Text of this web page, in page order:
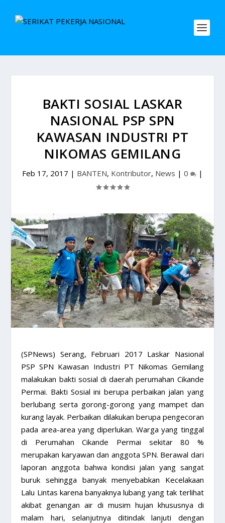
BAKTI SOSIAL LASKAR
NASIONAL PSP SPN
KAWASAN INDUSTRI PT
NIKOMAS GEMILANG
Feb 17, 2017 | BANTEN, Kontributor, News | 0 |
​(SPNews) Serang, Februari 2017 Laskar Nasional
PSP SPN Kawasan Industri PT Nikomas Gemilang
malakukan bakti sosial di daerah perumahan Cikande
Permai. Bakti Sosial ini berupa perbaikan jalan yang
berlubang serta gorong-gorong yang mampet dan
kurang layak. Perbaikan dilakukan berupa pengecoran
pada area-area yang diperlukan. Warga yang tinggal
di Perumahan Cikande Permai sekitar 80 %
merupakan karyawan dan anggota SPN. Berawal dari
laporan anggota bahwa kondisi jalan yang sangat
buruk sehingga banyak menyebabkan Kecelakaan
Lalu Lintas karena banyaknya lubang yang tak terlihat
akibat genangan air di musim hujan khususnya di
malam hari, selanjutnya ditindak lanjuti dengan